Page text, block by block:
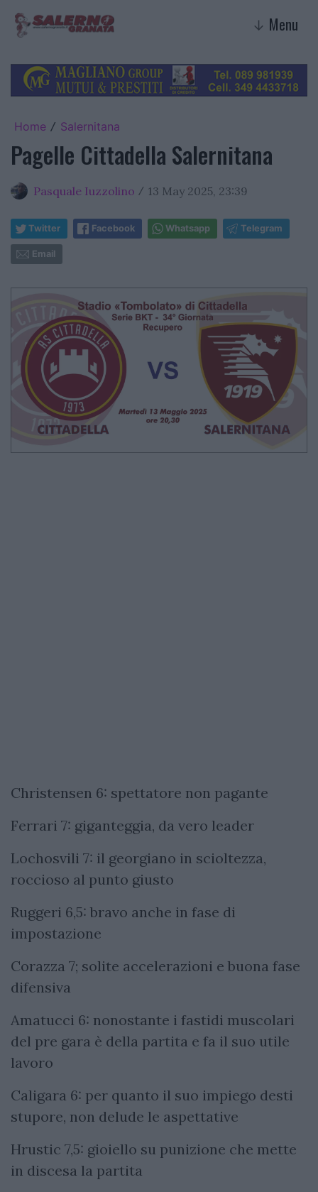
↓ Menu
Home / Salernitana
Pagelle Cittadella Salernitana
Pasquale Iuzzolino / 13 May 2025, 23:39
Twitter Facebook Whatsapp Telegram
Email
Christensen 6: spettatore non pagante
Ferrari 7: giganteggia, da vero leader
Lochosvili 7: il georgiano in scioltezza,
roccioso al punto giusto
Ruggeri 6,5: bravo anche in fase di
impostazione
Corazza 7; solite accelerazioni e buona fase
difensiva
Amatucci 6: nonostante i fastidi muscolari
del pre gara è della partita e fa il suo utile
lavoro
Caligara 6: per quanto il suo impiego desti
stupore, non delude le aspettative
Hrustic 7,5: gioiello su punizione che mette
in discesa la partita